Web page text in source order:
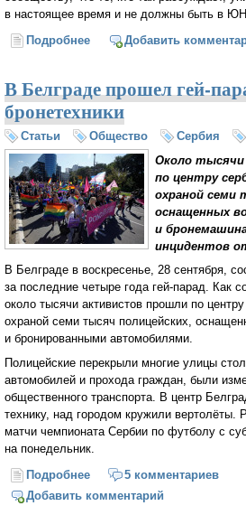
в настоящее время и не должны быть в
Подробнее о Албания переписывает
Добавить
В Белграде прошел гей-
бронетехники
Статьи Общество Сербия
Около
по центру
охраной семи
оснащенных
и
инцидентов
В Белграде в воскресенье, 28 сентября,
за последние четыре года гей-парад. Как
около тысячи активистов прошли по
охраной семи тысяч полицейских,
и бронированными автомобилями.
Полицейские перекрыли многие улицы
автомобилей и прохода граждан, были
общественного транспорта. В центр
технику, над городом кружили вертолёты.
матчи чемпионата Сербии по футболу с
на понедельник.
Подробнее о В Белграде прошел гей-
бронетехники
5 комментариев
Добавить комментарий